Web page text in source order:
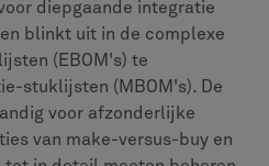
zoals Microsoft Office om
te beheren. De
om de essentiële taken uit
organiseren en volgen
bestanden die verband
van het product.